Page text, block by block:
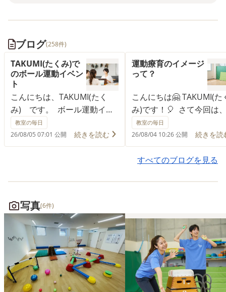
ブログ(258件)
TAKUMI(たくみ)で
のボール運動イベン
ト
こんにちは、TAKUMI(たく
み) です。 ボール運動イベ
ントのご紹介です。🤸‍♂️ カラ
ーマーカーの周りを走って、
音が鳴ったら真ん中の玉入れ
繋がります👏 今後も定期的
に運動強化のイベントを実施
してまいりますので、 ご参加
お待ちしております😊 ▢ ▣
▢ ▣ ▢ ▣ ▢ ▣ ▢ ▣ ▢ ▣ ▢
▣ ▢ ▣ ▢ ▣ ▢ ▣ ▢ ▣ ▢ ▣
▢ ▣ ▢ ▣ ▢ ▣ ▢ ▣ ご利用
枠にわずかに空きがあります
✨ 体験会を希望される方は、
教室の毎日
26/08/05 07:01 公開 続きを読む
運動療育のイメージ
って？
こんにちは🤗 TAKUMI(た
み)です！🎈 さて今回は
動療育とは？のテーマで
します。🏃 【運動療育
聞くと、どのようなイメ
を持ちますか？🧐 中に
たれる方も少なくないと
に、 身体の使い方を学ん
り、 基礎筋力を上げてい
いった身体的な発達を目
のも 運動療育で培われる
の大きな要素の一つです
（また後日詳しく✨） で
教室の毎日
26/08/04 10:26 公開 続きを読
すべてのブログを見る
写真(6件)